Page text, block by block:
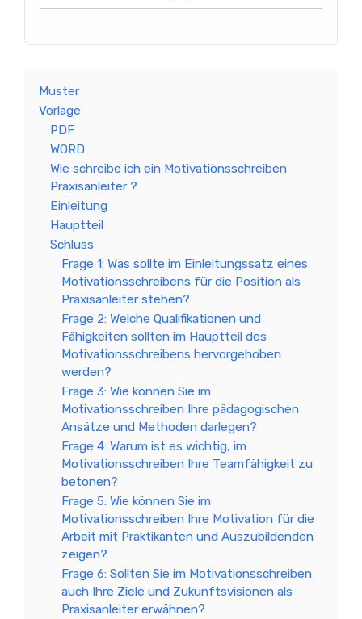
Muster
Vorlage
PDF
WORD
Wie schreibe ich ein Motivationsschreiben
Praxisanleiter ?
Einleitung
Hauptteil
Schluss
Frage 1: Was sollte im Einleitungssatz eines
Motivationsschreibens für die Position als
Praxisanleiter stehen?
Frage 2: Welche Qualifikationen und
Fähigkeiten sollten im Hauptteil des
Motivationsschreibens hervorgehoben
werden?
Frage 3: Wie können Sie im
Motivationsschreiben Ihre pädagogischen
Ansätze und Methoden darlegen?
Frage 4: Warum ist es wichtig, im
Motivationsschreiben Ihre Teamfähigkeit zu
betonen?
Frage 5: Wie können Sie im
Motivationsschreiben Ihre Motivation für die
Arbeit mit Praktikanten und Auszubildenden
zeigen?
Frage 6: Sollten Sie im Motivationsschreiben
auch Ihre Ziele und Zukunftsvisionen als
Praxisanleiter erwähnen?